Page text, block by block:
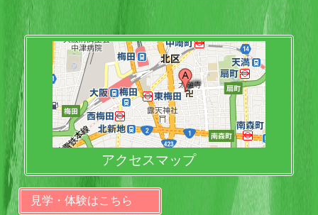
アクセスマップ
見学・体験はこちら